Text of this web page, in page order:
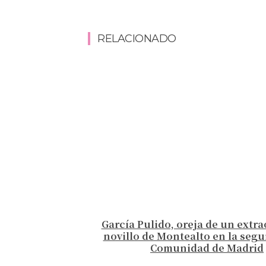
RELACIONADO
García Pulido, oreja de un
novillo de Montealto en la
Comunidad de Madrid